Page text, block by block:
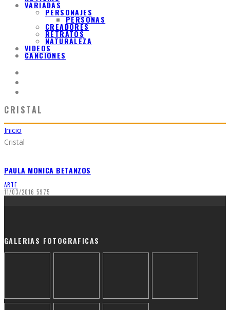
VARIADAS
PERSONAJES
PERSONAS
CREADORES
RETRATOS
NATURALEZA
VIDEOS
CANCIONES
CRISTAL
Inicio
Cristal
PAULA MONICA BETANZOS
ARTE
11/03/2016 5975
GALERIAS FOTOGRAFICAS